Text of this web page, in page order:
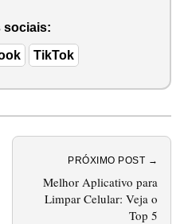
sociais:
TikTok
PRÓXIMO POST →
Melhor Aplicativo para
Limpar Celular: Veja o
Top 5